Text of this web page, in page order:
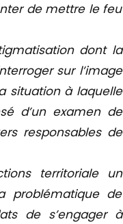
de mettre le feu
dont la
sur l’image
situation à laquelle
d’un examen de
responsables de
territoriale un
problématique de
de s’engager à